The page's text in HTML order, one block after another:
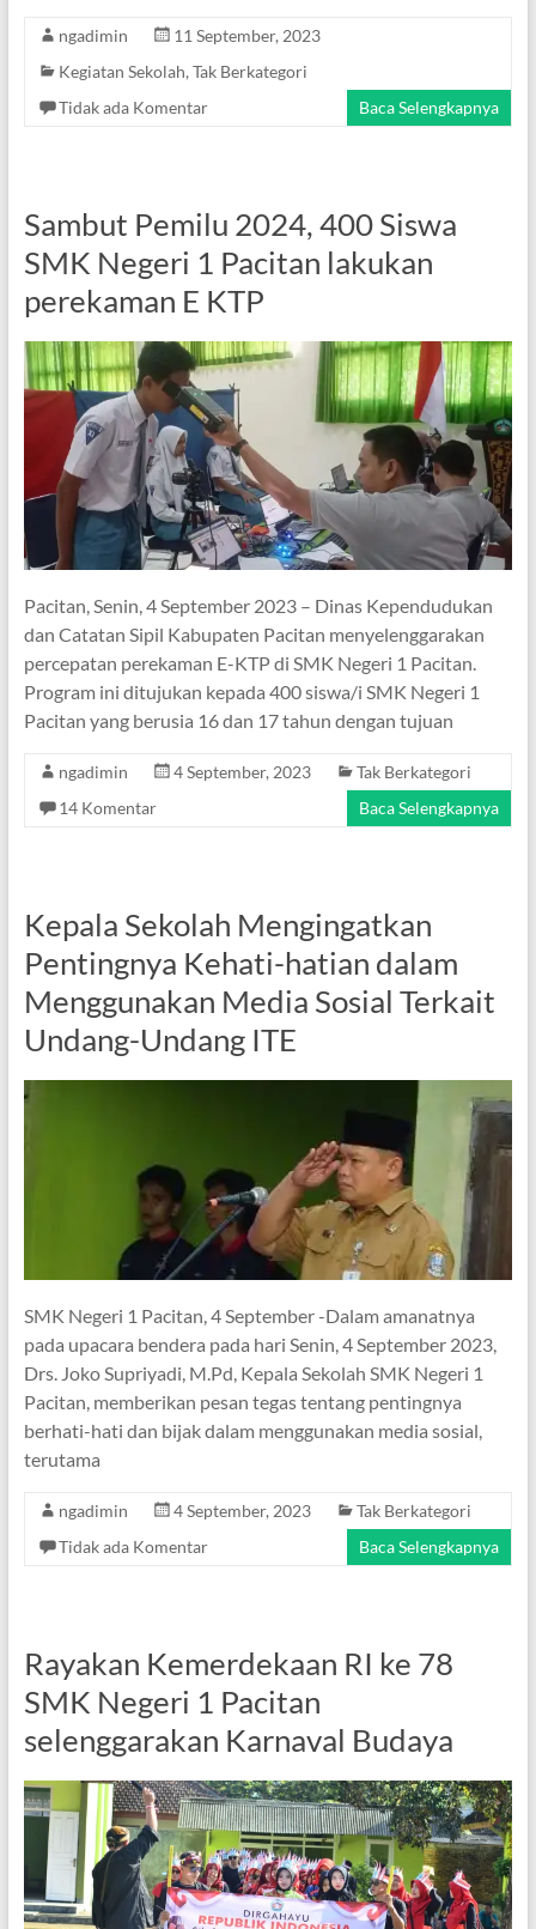
ngadimin
11 September, 2023
Kegiatan Sekolah, Tak Berkategori
Tidak ada Komentar
Baca Selengkapnya
Sambut Pemilu 2024, 400 Siswa
SMK Negeri 1 Pacitan lakukan
perekaman E KTP
Pacitan, Senin, 4 September 2023 – Dinas Kependudukan
dan Catatan Sipil Kabupaten Pacitan menyelenggarakan
percepatan perekaman E-KTP di SMK Negeri 1 Pacitan.
Program ini ditujukan kepada 400 siswa/i SMK Negeri 1
Pacitan yang berusia 16 dan 17 tahun dengan tujuan
ngadimin 4 September, 2023
Tak Berkategori
14 Komentar
Baca Selengkapnya
Kepala Sekolah Mengingatkan
Pentingnya Kehati-hatian dalam
Menggunakan Media Sosial Terkait
Undang-Undang ITE
SMK Negeri 1 Pacitan, 4 September -Dalam amanatnya
pada upacara bendera pada hari Senin, 4 September 2023,
Drs. Joko Supriyadi, M.Pd, Kepala Sekolah SMK Negeri 1
Pacitan, memberikan pesan tegas tentang pentingnya
berhati-hati dan bijak dalam menggunakan media sosial,
terutama
ngadimin 4 September, 2023
Tak Berkategori
Tidak ada Komentar
Baca Selengkapnya
Rayakan Kemerdekaan RI ke 78
SMK Negeri 1 Pacitan
selenggarakan Karnaval Budaya